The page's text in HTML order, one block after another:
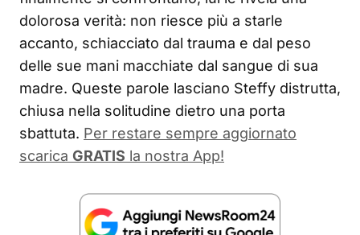
dolorosa verità: non riesce più a starle
accanto, schiacciato dal trauma e dal peso
delle sue mani macchiate dal sangue di sua
madre. Queste parole lasciano Steffy distrutta,
chiusa nella solitudine dietro una porta
sbattuta. Per restare sempre aggiornato
scarica GRATIS la nostra App!